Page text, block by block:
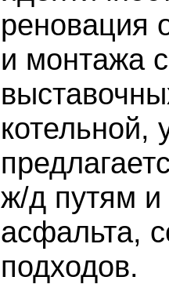
реновация
и монтажа
котельной,
ж/д путям и
асфальта,
подходов.